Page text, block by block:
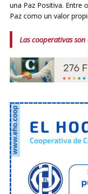
una Paz Positiva. Entre
Paz como un valor
Las cooperativas